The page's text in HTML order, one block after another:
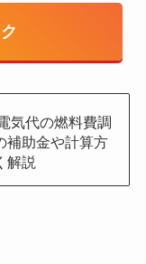
気代の燃料費調
補助金や計算方
解説